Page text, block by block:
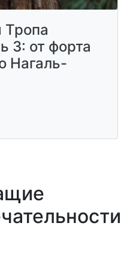
Тропа
3: от форта
Нагаль-